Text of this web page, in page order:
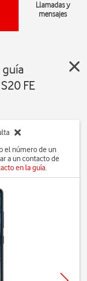
Llamadas y
mensajes
FE
el número de un
a un contacto de
en la guía.